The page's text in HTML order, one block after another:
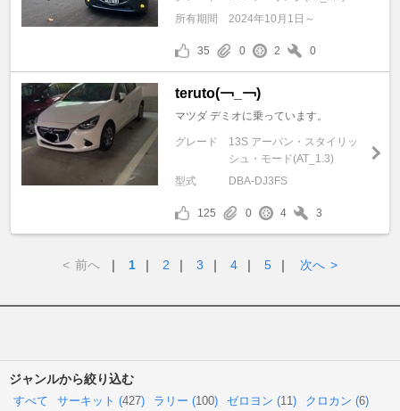
所有期間
2024年10月1日～
35 0 2 0
teruto(￢_￢)
マツダ デミオに乗っています。
グレード
13S アーバン・スタイリッ
シュ・モード(AT_1.3)
型式
DBA-DJ3FS
125 0 4 3
< 前へ ｜ 1 ｜ 2 ｜ 3 ｜ 4 ｜ 5 ｜ 次へ >
ジャンルから絞り込む
すべて サーキット (427) ラリー (100) ゼロヨン (11) クロカン (6)